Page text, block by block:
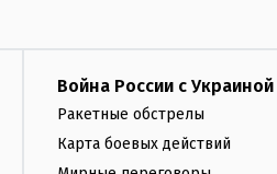
Война России с Украиной
Ракетные обстрелы
Карта боевых действий